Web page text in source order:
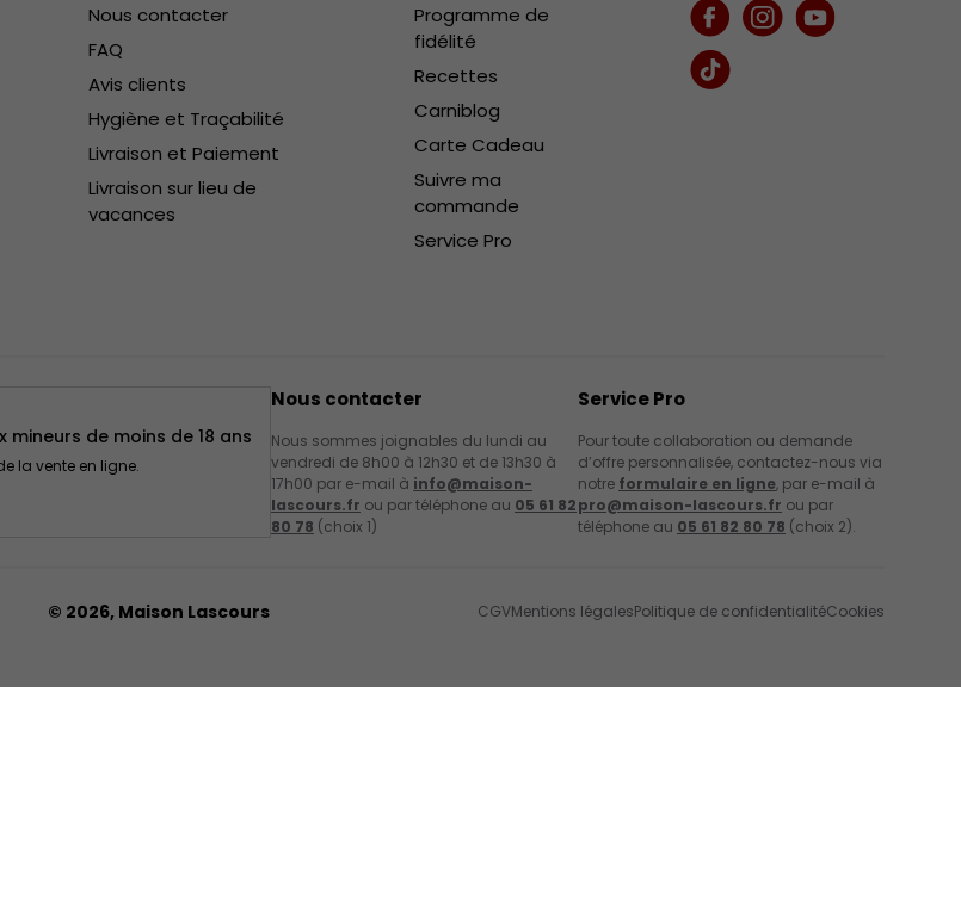
Nous contacter
FAQ
Avis clients
Hygiène et Traçabilité
Livraison et Paiement
Livraison sur lieu de
vacances
Programme de
fidélité
Recettes
Carniblog
Carte Cadeau
Suivre ma
commande
Service Pro
FacebookInstagramYouTube
TikTok
de moins de 18 ans
la vente en ligne.
Nous contacter
Nous sommes joignables du lundi au
vendredi de 8h00 à 12h30 et de 13h30 à
17h00 par e-mail à info@maison-
lascours.fr ou par téléphone au 05 61 82
80 78 (choix 1)
Service Pro
Pour toute collaboration ou demande
d’offre personnalisée, contactez-nous via
notre formulaire en ligne, par e-mail à
pro@maison-lascours.fr ou par
téléphone au 05 61 82 80 78 (choix 2).
© 2026, Maison Lascours CGVMentions légalesPolitique de confidentialitéCookies